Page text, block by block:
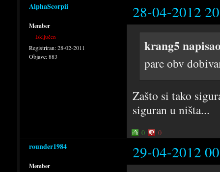
AlphaScorpii 28-04-2012
Member
Isključen
Registriran:28-02-2011
Objave:883
krang5
pare obv
Zašto si tako
siguran u ništa...
0 0
rounder1984 29-04-2012
Member